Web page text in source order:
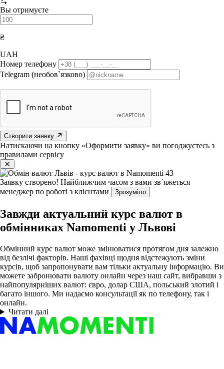
Вы отримуєте
₴
UAH
Номер телефону
Telegram (необов`язково)
Створити заявку
Натискаючи на кнопку «Оформити заявку» ви погоджуєтесь з
правилами сервісу
Заявку створено! Найближчим часом з вами зв`яжеться
менеджер по роботі з клієнтами
Зрозуміло
Завжди актуальний курс валют в
обмінниках Namomenti у Львові
Обмінний курс валют може змінюватися протягом дня залежно
від безлічі факторів. Наші фахівці щодня відстежують зміни
курсів, щоб запропонувати вам тільки актуальну інформацію. Ви
можете забронювати валюту онлайн через наш сайт, вибравши з
найпопулярніших валют: євро, долар США, польський злотий і
багато іншого. Ми надаємо консультації як по телефону, так і
онлайн.
Читати далі